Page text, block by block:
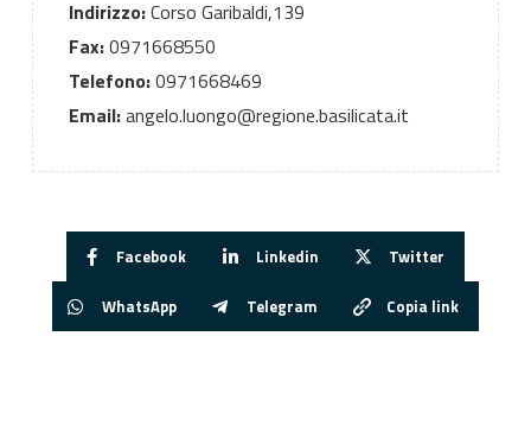
Indirizzo:Corso Garibaldi,139
Fax:0971668550
Telefono:0971668469
Email:angelo.luongo@regione.basilicata.it
Facebook Linkedin Twitter
WhatsApp Telegram Copia link